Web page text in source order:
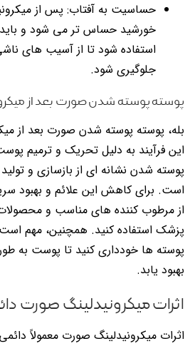
حساسیت به آفتاب: پس از
خورشید حساس تر می شود و
جلوگیری شود.
پوسته پوسته شدن صورت بعد از
بله، پوسته پوسته شدن صورت بعد از
این فرآیند به دلیل تحریک و ترمیم
پوسته شدن نشانه ای از بازسازی و
است. برای کاهش این علائم و بهبود
از مرطوب کننده های مناسب و
پزشک استفاده کنید. همچنین، مهم
پوسته ها خودداری کنید تا پوست به
بهبود یابد.
اثرات میکرونیدلینگ صورت
اثرات میکرونیدلینگ صورت معمولاً